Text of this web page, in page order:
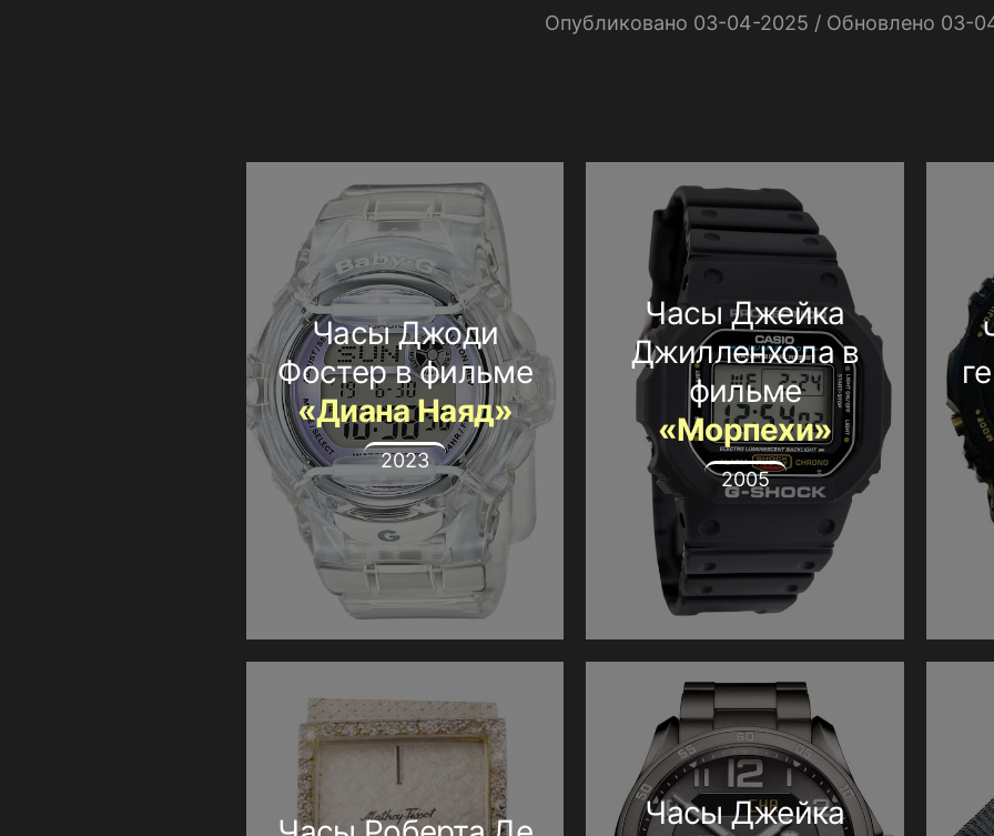
Опубликовано 03-04-2025 / Обновлено 03-
Часы Джоди
Фостер в фильме
«Диана Наяд»
2023
Часы Джейка
Джилленхола в
фильме
«Морпехи»
2005
Часы Джейка